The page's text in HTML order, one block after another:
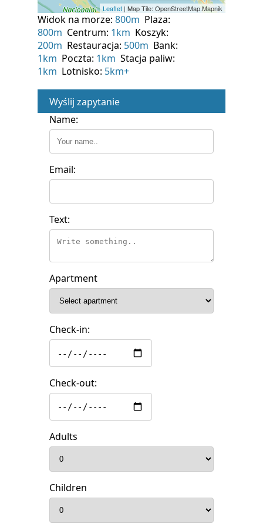
Widok na morze: 800m Plaza:
800m Centrum: 1km Koszyk:
200m Restauracja: 500m Bank:
1km Poczta: 1km Stacja paliw:
1km Lotnisko: 5km+
Wyślij zapytanie
Name:
Email:
Text:
Apartment
Check-in:
Check-out:
Adults
Children